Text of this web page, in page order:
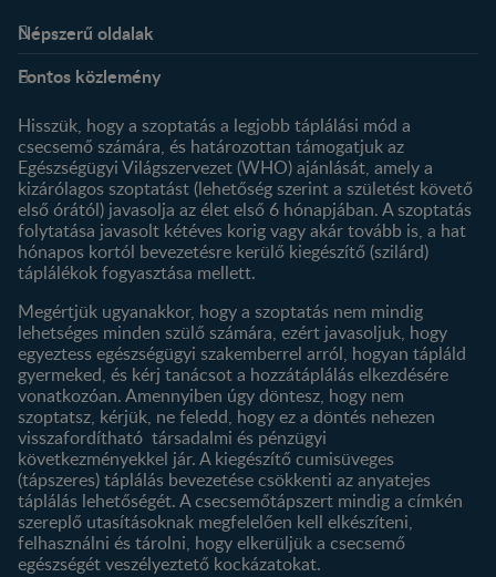
Népszerű oldalak
Kapcsolat
Történetünk
Profilom
Termékeink
Termék kereső
Fontos közlemény
Hisszük, hogy a szoptatás a legjobb táplálási mód a
csecsemő számára, és határozottan támogatjuk az
Egészségügyi Világszervezet (WHO) ajánlását, amely a
kizárólagos szoptatást (lehetőség szerint a születést követő
első órától) javasolja az élet első 6 hónapjában. A szoptatás
folytatása javasolt kétéves korig vagy akár tovább is, a hat
hónapos kortól bevezetésre kerülő kiegészítő (szilárd)
táplálékok fogyasztása mellett.
Megértjük ugyanakkor, hogy a szoptatás nem mindig
lehetséges minden szülő számára, ezért javasoljuk, hogy
egyeztess egészségügyi szakemberrel arról, hogyan tápláld
gyermeked, és kérj tanácsot a hozzátáplálás elkezdésére
vonatkozóan. Amennyiben úgy döntesz, hogy nem
szoptatsz, kérjük, ne feledd, hogy ez a döntés nehezen
visszafordítható társadalmi és pénzügyi
következményekkel jár. A kiegészítő cumisüveges
(tápszeres) táplálás bevezetése csökkenti az anyatejes
táplálás lehetőségét. A csecsemőtápszert mindig a címkén
szereplő utasításoknak megfelelően kell elkészíteni,
felhasználni és tárolni, hogy elkerüljük a csecsemő
egészségét veszélyeztető kockázatokat.